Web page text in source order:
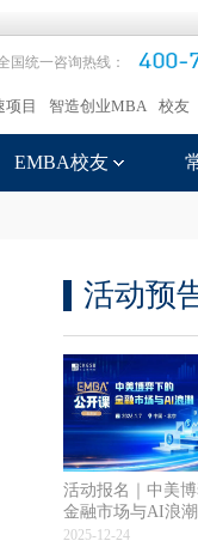
国统一咨询热线：
项目 智造创业MBA 校友
EMBA校友
活动预
活动报名｜中美
金融市场与AI浪潮
2025-12-24